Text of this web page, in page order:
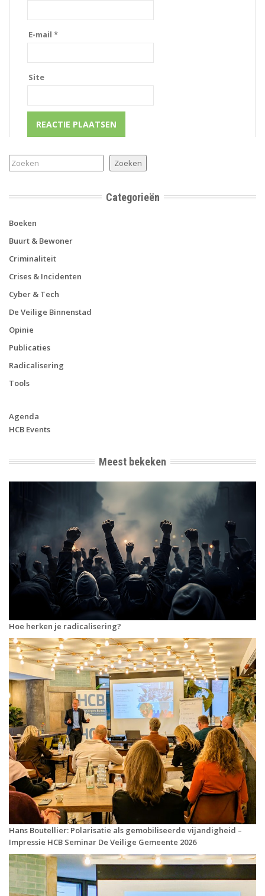
E-mail *
Site
Zoeken Zoeken
Categorieën
Boeken
Buurt & Bewoner
Criminaliteit
Crises & Incidenten
Cyber & Tech
De Veilige Binnenstad
Opinie
Publicaties
Radicalisering
Tools
Agenda
HCB Events
Meest bekeken
Hoe herken je radicalisering?
Hans Boutellier: Polarisatie als gemobiliseerde vijandigheid –
Impressie HCB Seminar De Veilige Gemeente 2026